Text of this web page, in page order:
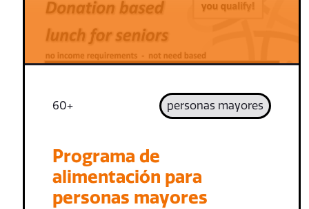
60+ personas mayores
Programa de
alimentación para
personas mayores